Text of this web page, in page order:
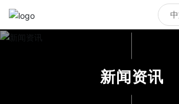
新闻资讯